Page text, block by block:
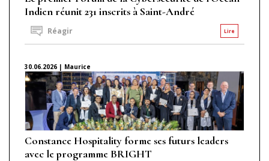
Indien réunit 231 inscrits à Saint-André
Lire
Réagir
30.06.2026 | Maurice
Constance Hospitality forme ses futurs leaders
avec le programme BRIGHT